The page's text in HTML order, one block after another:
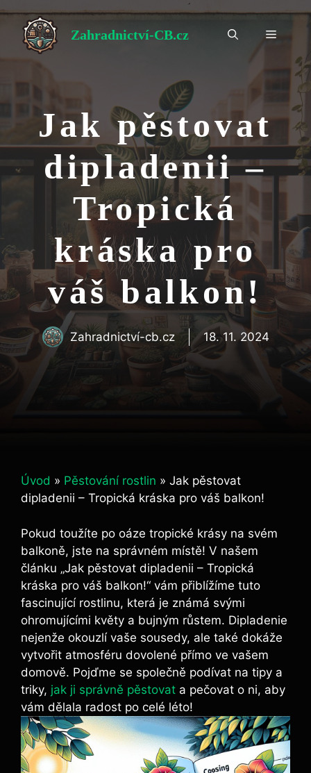
Přeskočit
obsah
Zahradnictví-CB.cz Menu
Jak pěstovat
dipladenii –
Tropická
kráska pro
váš balkon!
Zahradnictví-cb.cz 18. 11. 2024
Úvod » Pěstování rostlin » Jak pěstovat
dipladenii – Tropická kráska pro váš balkon!
Pokud toužíte po oáze tropické krásy na svém
balkoně, jste na správném místě! V našem
článku „Jak pěstovat dipladenii – Tropická
kráska pro váš balkon!“ vám přiblížíme tuto
fascinující rostlinu, která je známá svými
ohromujícími květy a bujným růstem. Dipladenie
nejenže okouzlí vaše sousedy, ale také dokáže
vytvořit atmosféru dovolené přímo ve vašem
domově. Pojďme se společně podívat na tipy a
triky, jak ji správně pěstovat a pečovat o ni, aby
vám dělala radost po celé léto!